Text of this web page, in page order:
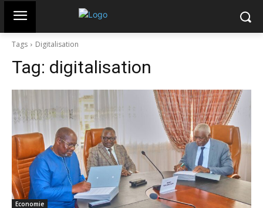
Tags Digitalisation
Tag: digitalisation
Economie